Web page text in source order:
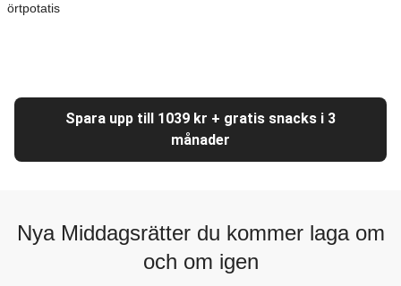
örtpotatis
Spara upp till 1039 kr + gratis snacks i 3
månader
Nya Middagsrätter du kommer laga om
och om igen